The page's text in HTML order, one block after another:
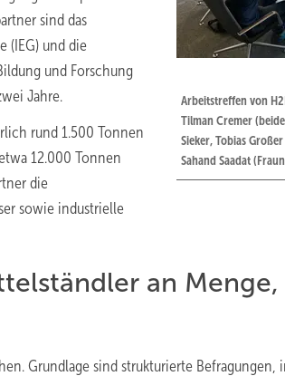
Arbeitstreffen von
Tilman Cremer
Sieker, Tobias
Sahand Saadat
sind das
(IEG) und die
und Forschung
Jahre.
rund 1.500 Tonnen
12.000 Tonnen
die
sowie industrielle
an Menge,
Grundlage sind strukturierte Befragungen,